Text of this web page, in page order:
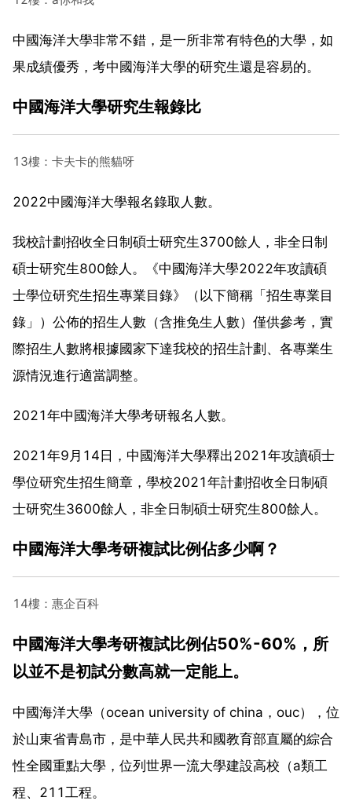
中國海洋大學非常不錯，是一所非常有特色的大學，如
果成績優秀，考中國海洋大學的研究生還是容易的。
中國海洋大學研究生報錄比
13樓：卡夫卡的熊貓呀
2022中國海洋大學報名錄取人數。
我校計劃招收全日制碩士研究生3700餘人，非全日制
碩士研究生800餘人。《中國海洋大學2022年攻讀碩
士學位研究生招生專業目錄》（以下簡稱「招生專業目
錄」）公佈的招生人數（含推免生人數）僅供參考，實
際招生人數將根據國家下達我校的招生計劃、各專業生
源情況進行適當調整。
2021年中國海洋大學考研報名人數。
2021年9月14日，中國海洋大學釋出2021年攻讀碩士
學位研究生招生簡章，學校2021年計劃招收全日制碩
士研究生3600餘人，非全日制碩士研究生800餘人。
中國海洋大學考研複試比例佔多少啊？
14樓：惠企百科
中國海洋大學考研複試比例佔50%-60%，所
以並不是初試分數高就一定能上。
中國海洋大學（ocean university of china，ouc），位
於山東省青島市，是中華人民共和國教育部直屬的綜合
性全國重點大學，位列世界一流大學建設高校（a類工
程、211工程。